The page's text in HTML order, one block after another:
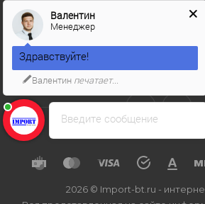
import-
г. Москва, ул. Льва
2026 © Import-bt.ru -
Введите сообщение
Валентин
Менеджер
Здравствуйте!
Валентин печатает...